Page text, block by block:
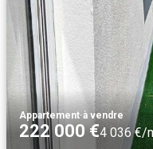
Appartement·à vendre
222 000 €4 036 €/